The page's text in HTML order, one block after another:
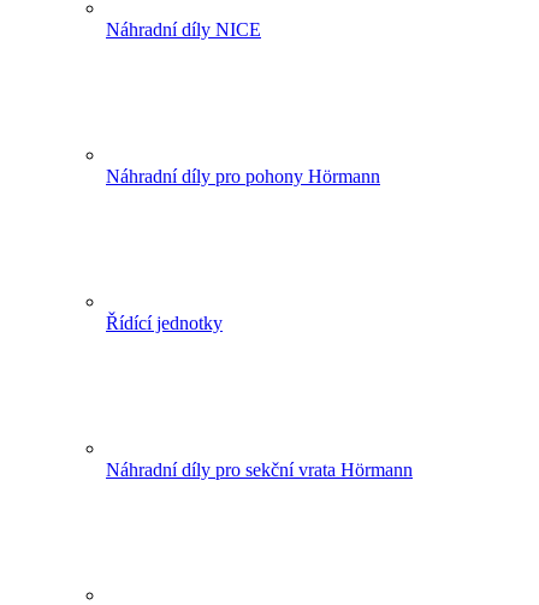
Náhradní díly NICE
Náhradní díly pro pohony Hörmann
Řídící jednotky
Náhradní díly pro sekční vrata Hörmann